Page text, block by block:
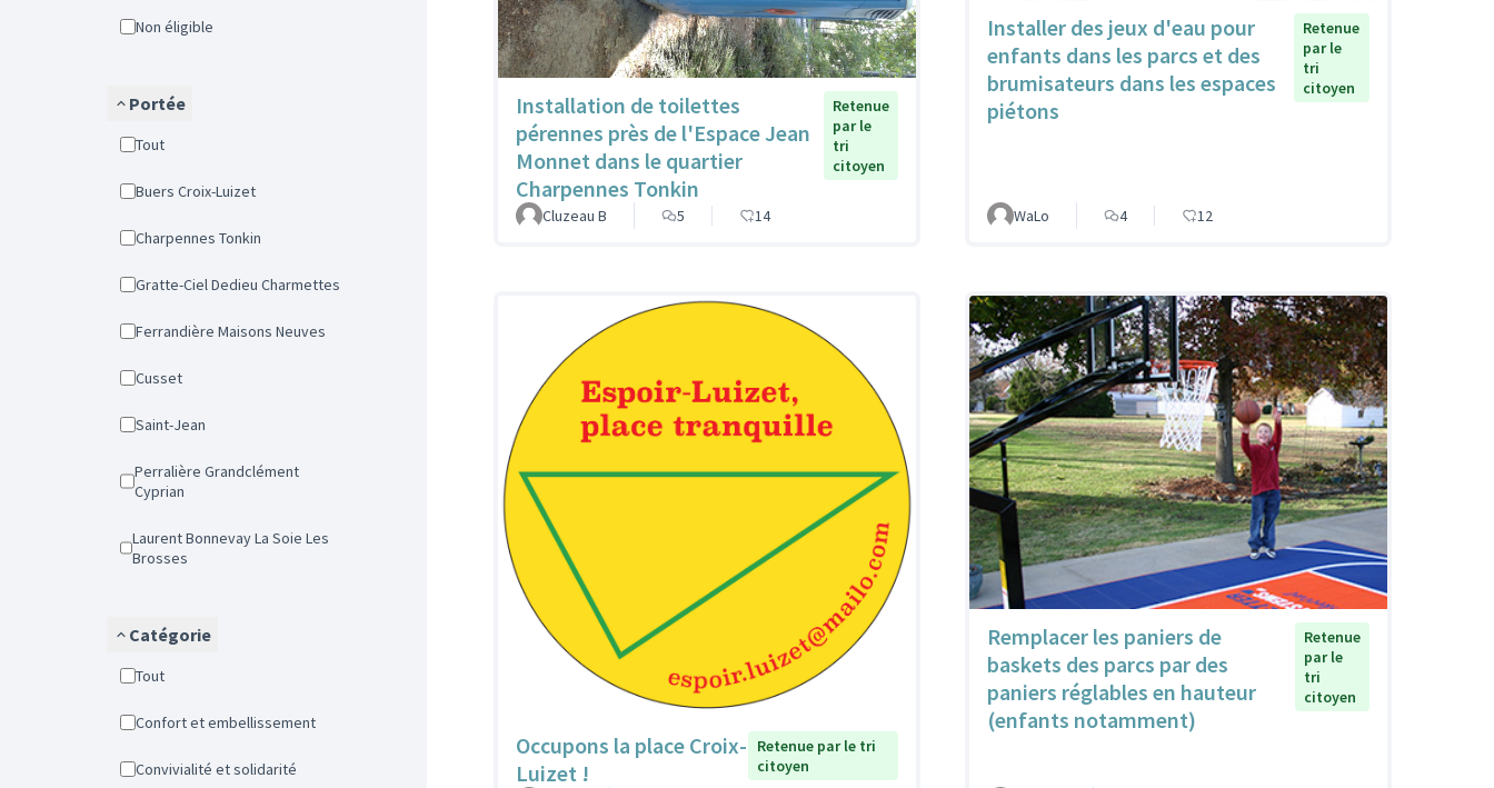
Non éligible
Portée
Tout
Buers Croix-Luizet
Charpennes Tonkin
Gratte-Ciel Dedieu Charmettes
Ferrandière Maisons Neuves
Cusset
Saint-Jean
Perralière Grandclément
Cyprian
Laurent Bonnevay La Soie Les
Brosses
Catégorie
Tout
Confort et embellissement
Convivialité et solidarité
Installation de toilettes
pérennes près de l'Espace Jean
Monnet dans le quartier
Charpennes Tonkin
Retenue
par le
tri
citoyen
Cluzeau B 5 14
Installer des jeux d'eau pour
enfants dans les parcs et des
brumisateurs dans les espaces
piétons
Retenue
par le
tri
citoyen
WaLo 4 12
Occupons la place Croix-
Luizet !
Retenue par le tri
citoyen
Remplacer les paniers de
baskets des parcs par des
paniers réglables en hauteur
(enfants notamment)
Retenue
par le
tri
citoyen